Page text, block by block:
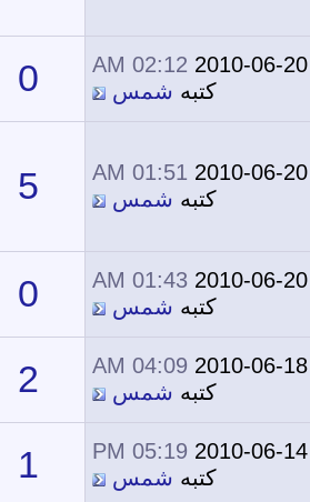
2010-06-20
02:12 AM
كتبه شمس 0
2010-06-20
01:51 AM
كتبه شمس 5
2010-06-20
01:43 AM
كتبه شمس 0
2010-06-18
04:09 AM
كتبه شمس 2
2010-06-14
05:19 PM
كتبه شمس 1